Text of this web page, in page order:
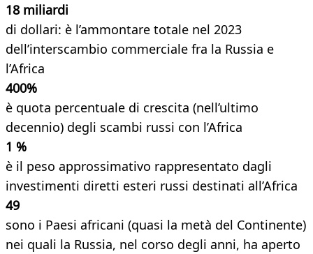
18 miliardi
di dollari: è l’ammontare totale nel 2023
dell’interscambio commerciale fra la Russia e
l’Africa
400%
è quota percentuale di crescita (nell’ultimo
decennio) degli scambi russi con l’Africa
1 %
è il peso approssimativo rappresentato dagli
investimenti diretti esteri russi destinati all’Africa
49
sono i Paesi africani (quasi la metà del Continente)
nei quali la Russia, nel corso degli anni, ha aperto